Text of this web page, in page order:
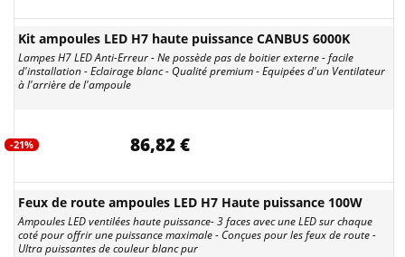
Kit ampoules LED H7 haute puissance CANBUS 6000K
Lampes H7 LED Anti-Erreur - Ne possède pas de boitier externe - facile
d'installation - Eclairage blanc - Qualité premium - Equipées d'un Ventilateur
à l'arrière de l'ampoule
-21% 86,82 €
Feux de route ampoules LED H7 Haute puissance 100W
Ampoules LED ventilées haute puissance- 3 faces avec une LED sur chaque
coté pour offrir une puissance maximale - Conçues pour les feux de route -
Ultra puissantes de couleur blanc pur